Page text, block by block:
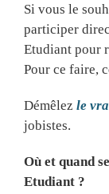
Si vous le
participer
Etudiant pour
Pour ce faire,
Démêlez le
jobistes.
Où et quand
Etudiant ?